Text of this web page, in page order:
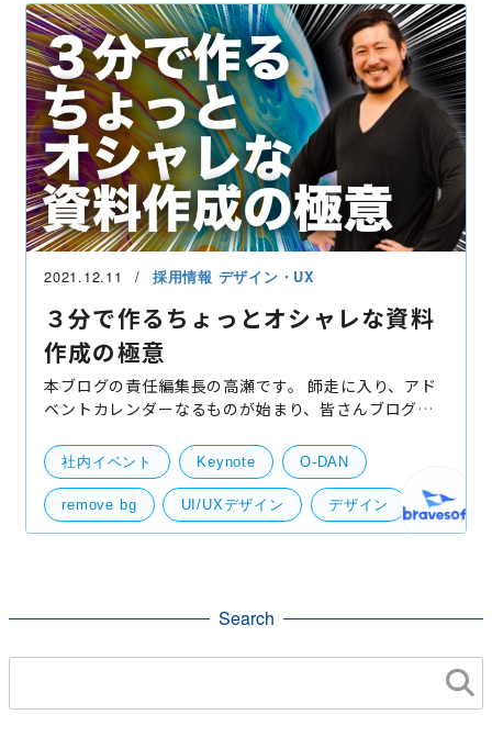
2021.12.11 採用情報 デザイン・UX
３分で作るちょっとオシャレな資料
作成の極意
本ブログの責任編集長の高瀬です。 師走に入り、アド
ベントカレンダーなるものが始まり、皆さんブログを
ダー期間以前も書きまくっていた僕も、こうしてアド
ベン
社内イベント Keynote O-DAN
remove bg UI/UXデザイン デザイン
Search